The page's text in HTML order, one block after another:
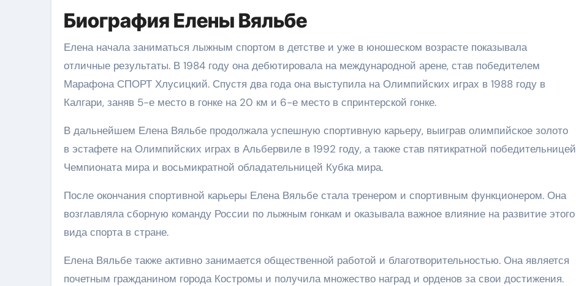
Биография Елены Вяльбе
Елена начала заниматься лыжным спортом в детстве и уже в юношеском возрасте показывала
отличные результаты. В 1984 году она дебютировала на международной арене, став победителем
Марафона СПОРТ Хлусицкий. Спустя два года она выступила на Олимпийских играх в 1988 году в
Калгари, заняв 5-е место в гонке на 20 км и 6-е место в спринтерской гонке.
В дальнейшем Елена Вяльбе продолжала успешную спортивную карьеру, выиграв олимпийское золото
в эстафете на Олимпийских играх в Альбервиле в 1992 году, а также став пятикратной победительницей
Чемпионата мира и восьмикратной обладательницей Кубка мира.
После окончания спортивной карьеры Елена Вяльбе стала тренером и спортивным функционером. Она
возглавляла сборную команду России по лыжным гонкам и оказывала важное влияние на развитие этого
вида спорта в стране.
Елена Вяльбе также активно занимается общественной работой и благотворительностью. Она является
почетным гражданином города Костромы и получила множество наград и орденов за свои достижения.